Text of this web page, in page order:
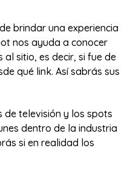
brindar una experiencia
nos ayuda a conocer
sitio, es decir, si fue de
qué link. Así sabrás sus
de televisión y los spots
dentro de la industria
si en realidad los